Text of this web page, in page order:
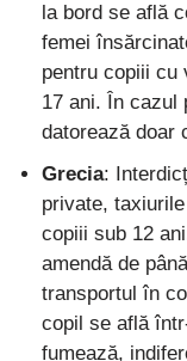
la bord se află
femei
pentru copiii cu
17 ani. În cazul
datorează doar
Grecia:
private,
copiii sub 12
amendă de
transportul în
copil se află
fumează,